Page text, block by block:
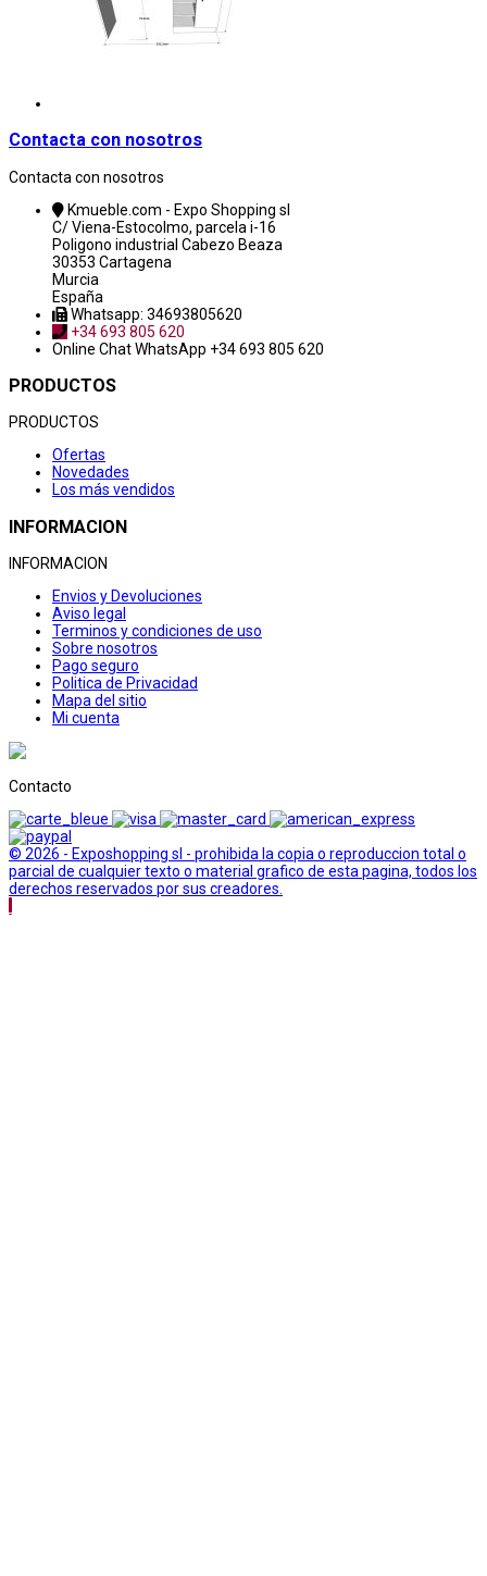
Contacta con nosotros
Contacta con nosotros
Kmueble.com - Expo Shopping sl
C/ Viena-Estocolmo, parcela i-16
Poligono industrial Cabezo Beaza
30353 Cartagena
Murcia
España
Whatsapp: 34693805620
+34 693 805 620
Online ChatWhatsApp +34 693 805 620
PRODUCTOS
PRODUCTOS
Ofertas
Novedades
Los más vendidos
INFORMACION
INFORMACION
Envios y Devoluciones
Aviso legal
Terminos y condiciones de uso
Sobre nosotros
Pago seguro
Politica de Privacidad
Mapa del sitio
Mi cuenta
Contacto
© 2026 - Exposhopping sl - prohibida la copia o reproduccion total o
parcial de cualquier texto o material grafico de esta pagina, todos los
derechos reservados por sus creadores.